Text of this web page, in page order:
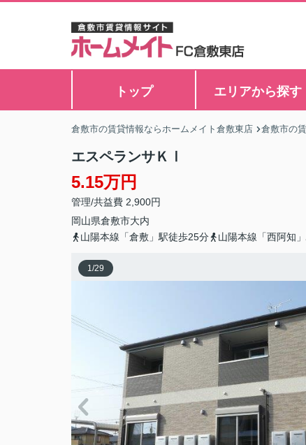
トップ エリアから探す
倉敷市の賃貸情報ならホームメイト倉敷東店 倉敷市の
エスペランサＫⅠ
5.15万円
管理/共益費 2,900円
岡山県倉敷市大内
山陽本線「倉敷」駅徒歩25分
山陽本線「西阿知
1/29